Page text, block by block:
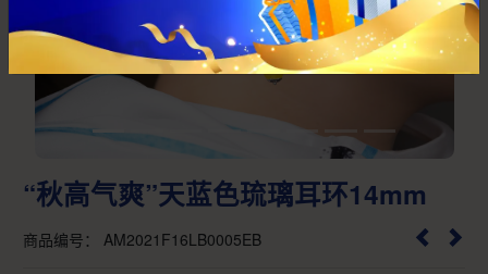
“秋高气爽”天蓝色琉璃耳环14mm
商品编号： AM2021F16LB0005EB